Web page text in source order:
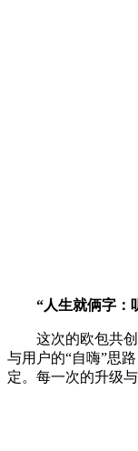
“人生就俩字：
这次的欧包共创
与用户的“自嗨”思
定。每一次的升级